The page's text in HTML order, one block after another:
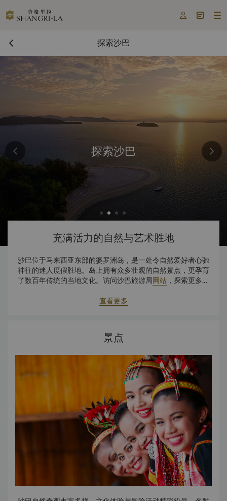
  
探索沙巴
探索沙巴
充满活力的自然与艺术胜地
沙巴位于马来西亚东部的婆罗洲岛，是一处令自然爱好者心驰
神往的迷人度假胜地。岛上拥有众多壮观的自然景点，更孕育
了数百年传统的当地文化。访问沙巴旅游局网站 ，探索更多精
查看更多
景点